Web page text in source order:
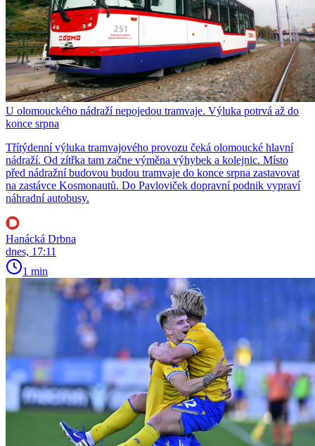
U olomouckého nádraží nepojedou tramvaje. Výluka potrvá až do
konce srpna
Třítýdenní výluka tramvajového provozu čeká olomoucké hlavní
nádraží. Od zítřka tam začne výměna výhybek a kolejnic. Místo
před nádražní budovou budou tramvaje do konce srpna zastavovat
na zastávce Kosmonautů. Do Pavloviček dopravní podnik vypraví
náhradní autobusy.
Hanácká Drbna
dnes, 17:11
1 min